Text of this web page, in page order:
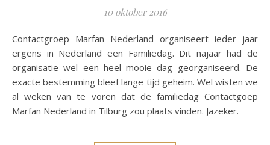
10 oktober 2016
Contactgroep Marfan Nederland organiseert ieder jaar
ergens in Nederland een Familiedag. Dit najaar had de
organisatie wel een heel mooie dag georganiseerd. De
exacte bestemming bleef lange tijd geheim. Wel wisten we
al weken van te voren dat de familiedag Contactgoep
Marfan Nederland in Tilburg zou plaats vinden. Jazeker.